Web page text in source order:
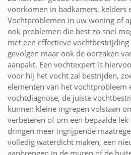
voorkomen in badkamers, kelders
Vochtproblemen in uw woning of
ook problemen die best zo snel
met een effectieve
gevolgen maar ook de oorzaken
aanpakt. Een vochtexpert is
voor hij het vocht zal bestrijden,
elementen van het vochtprobleem
vochtdiagnose, de juiste
kunnen kleine ingrepen volstaan
verbeteren of om een bepaalde
dringen meer ingrijpende
volledig waterdicht maken, een
aanbrengen in de muren of de